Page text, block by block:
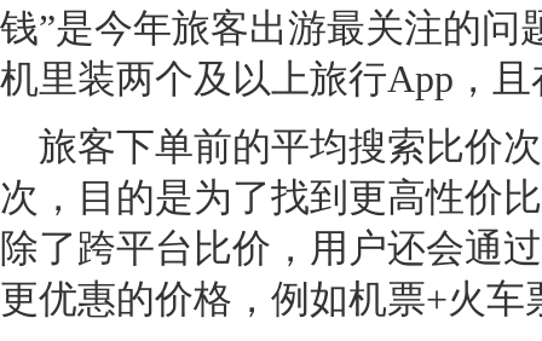
钱”是今年旅客出游最关注的
机里装两个及以上旅行App，
旅客下单前的平均搜索比价
次，目的是为了找到更高性价
除了跨平台比价，用户还会通
更优惠的价格，例如机票+火